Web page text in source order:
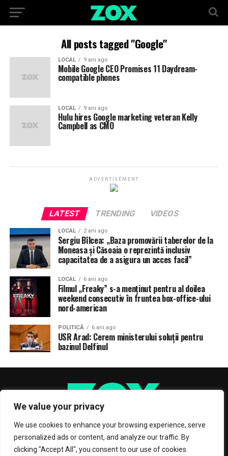
We value your privacy
We use cookies to enhance your browsing experience, serve
personalized ads or content, and analyze our traffic. By
clicking "Accept All", you consent to our use of cookies.
All posts tagged "Google"
LOCAL 9 ani ago
Mobile Google CEO Promises 11 Daydream-
compatible phones
LOCAL 9 ani ago
Hulu hires Google marketing veteran Kelly
Campbell as CMO
ADVERTISEMENT
LATEST TRENDING VIDEOS
LOCAL 2 ani ago
Sergiu Bîlcea: „Baza promovării taberelor de la
Moneasa și Căsoaia o reprezintă inclusiv
capacitatea de a asigura un acces facil”
LOCAL 6 ani ago
Filmul „Freaky” s-a menţinut pentru al doilea
weekend consecutiv în fruntea box-office-ului
nord-american
POLITICĂ 6 ani ago
USR Arad: Cerem ministerului soluții pentru
bazinul Delfinul